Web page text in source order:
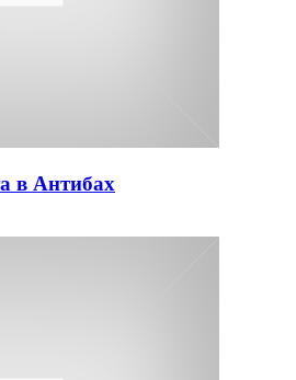
в Антибах